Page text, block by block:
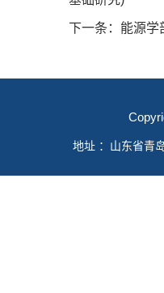
下一条： 能源学
地址 ：山东省青